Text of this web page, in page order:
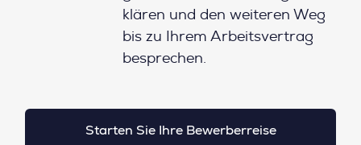
klären und den weiteren Weg
bis zu Ihrem Arbeitsvertrag
besprechen.
Starten Sie Ihre Bewerberreise